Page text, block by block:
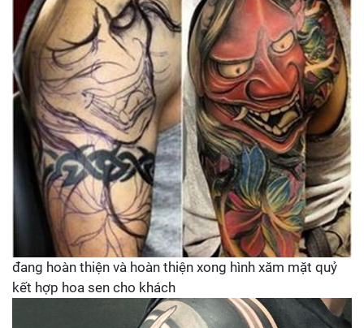
đang hoàn thiện và hoàn thiện xong hình xăm mặt quỷ
kết hợp hoa sen cho khách